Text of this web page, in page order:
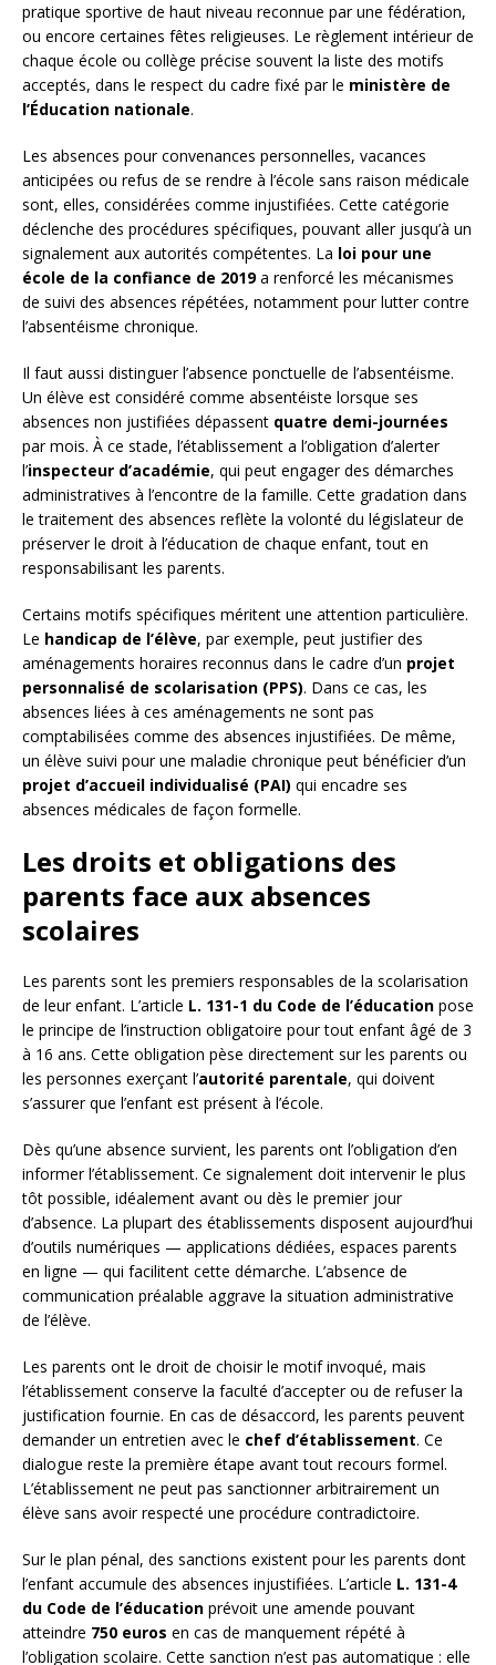
pratique sportive de haut niveau reconnue par une fédération,
ou encore certaines fêtes religieuses. Le règlement intérieur de
chaque école ou collège précise souvent la liste des motifs
acceptés, dans le respect du cadre fixé par le ministère de
l’Éducation nationale.
Les absences pour convenances personnelles, vacances
anticipées ou refus de se rendre à l’école sans raison médicale
sont, elles, considérées comme injustifiées. Cette catégorie
déclenche des procédures spécifiques, pouvant aller jusqu’à un
signalement aux autorités compétentes. La loi pour une
école de la confiance de 2019a renforcé les mécanismes
de suivi des absences répétées, notamment pour lutter contre
l’absentéisme chronique.
Il faut aussi distinguer l’absence ponctuelle de l’absentéisme.
Un élève est considéré comme absentéiste lorsque ses
absences non justifiées dépassent quatre demi-journées
par mois. À ce stade, l’établissement a l’obligation d’alerter
l’inspecteur d’académie, qui peut engager des démarches
administratives à l’encontre de la famille. Cette gradation dans
le traitement des absences reflète la volonté du législateur de
préserver le droit à l’éducation de chaque enfant, tout en
responsabilisant les parents.
Certains motifs spécifiques méritent une attention particulière.
Le handicap de l’élève, par exemple, peut justifier des
aménagements horaires reconnus dans le cadre d’un projet
personnalisé de scolarisation (PPS). Dans ce cas, les
absences liées à ces aménagements ne sont pas
comptabilisées comme des absences injustifiées. De même,
un élève suivi pour une maladie chronique peut bénéficier d’un
projet d’accueil individualisé (PAI) qui encadre ses
absences médicales de façon formelle.
Les droits et obligations des
parents face aux absences
scolaires
Les parents sont les premiers responsables de la scolarisation
de leur enfant. L’article L. 131-1 du Code de l’éducation pose
le principe de l’instruction obligatoire pour tout enfant âgé de 3
à 16 ans. Cette obligation pèse directement sur les parents ou
les personnes exerçant l’autorité parentale, qui doivent
s’assurer que l’enfant est présent à l’école.
Dès qu’une absence survient, les parents ont l’obligation d’en
informer l’établissement. Ce signalement doit intervenir le plus
tôt possible, idéalement avant ou dès le premier jour
d’absence. La plupart des établissements disposent aujourd’hui
d’outils numériques — applications dédiées, espaces parents
en ligne — qui facilitent cette démarche. L’absence de
communication préalable aggrave la situation administrative
de l’élève.
Les parents ont le droit de choisir le motif invoqué, mais
l’établissement conserve la faculté d’accepter ou de refuser la
justification fournie. En cas de désaccord, les parents peuvent
demander un entretien avec le chef d’établissement. Ce
dialogue reste la première étape avant tout recours formel.
L’établissement ne peut pas sanctionner arbitrairement un
élève sans avoir respecté une procédure contradictoire.
Sur le plan pénal, des sanctions existent pour les parents dont
l’enfant accumule des absences injustifiées. L’article L. 131-4
du Code de l’éducation prévoit une amende pouvant
atteindre 750 euros en cas de manquement répété à
l’obligation scolaire. Cette sanction n’est pas automatique : elle